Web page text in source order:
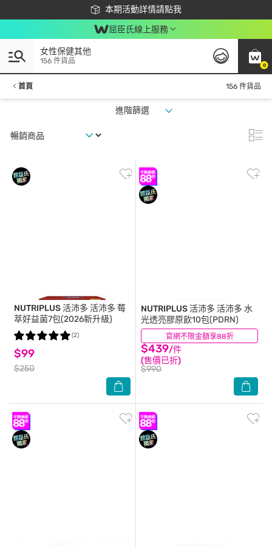
本期活動詳情請點我
下載app最高回饋$350
屈臣氏線上服務
0
女性保健其他
156 件貨品
首頁 156 件貨品
進階篩選
NUTRIPLUS 活沛多 活沛多 莓
萃好益菌7包(2026新升級)
$99
$250
(2) 官網不限金額享88折
NUTRIPLUS 活沛多 活沛多 水
光透亮膠原飲10包(PDRN)
$439/件
(售價已折)
$990
(0)